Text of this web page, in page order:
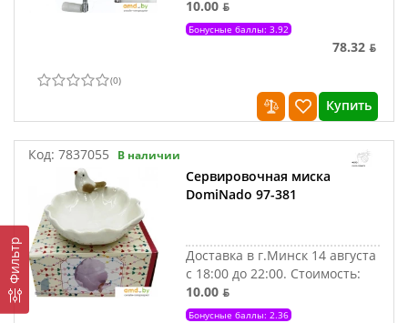
Фильтр
10.00 ƃ
Бонусные баллы: 3.92
78.32 ƃ
(0)
Купить
Код: 7837055 В наличии
Сервировочная миска
DomiNado 97-381
Доставка в г.Минск 14 августа
с 18:00 до 22:00. Стоимость:
10.00 ƃ
Бонусные баллы: 2.36